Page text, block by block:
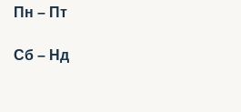
Пн – Пт
Сб – Нд